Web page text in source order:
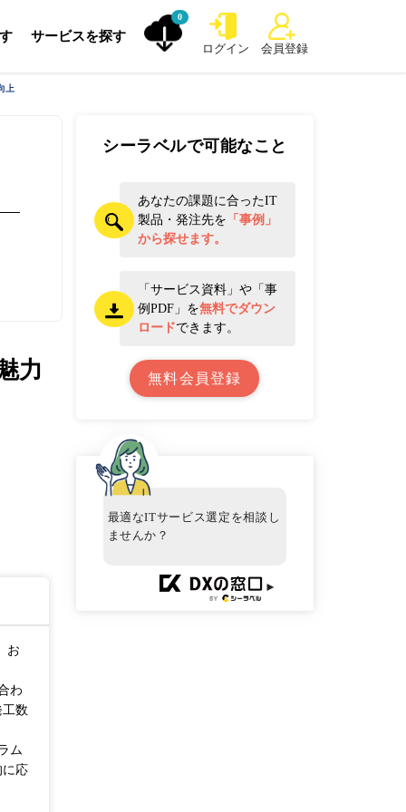
サービスを探す
0
ログイン 会員登録
上
力
お
わ
数
ム
に応
シーラベルで可能なこと
あなたの課題に合ったIT
製品・発注先を 「事例」
から探せます。
「サービス資料」や「事
例PDF」を無料でダウン
ロードできます。
無料会員登録
最適なITサービス選定を相談し
ませんか？
►